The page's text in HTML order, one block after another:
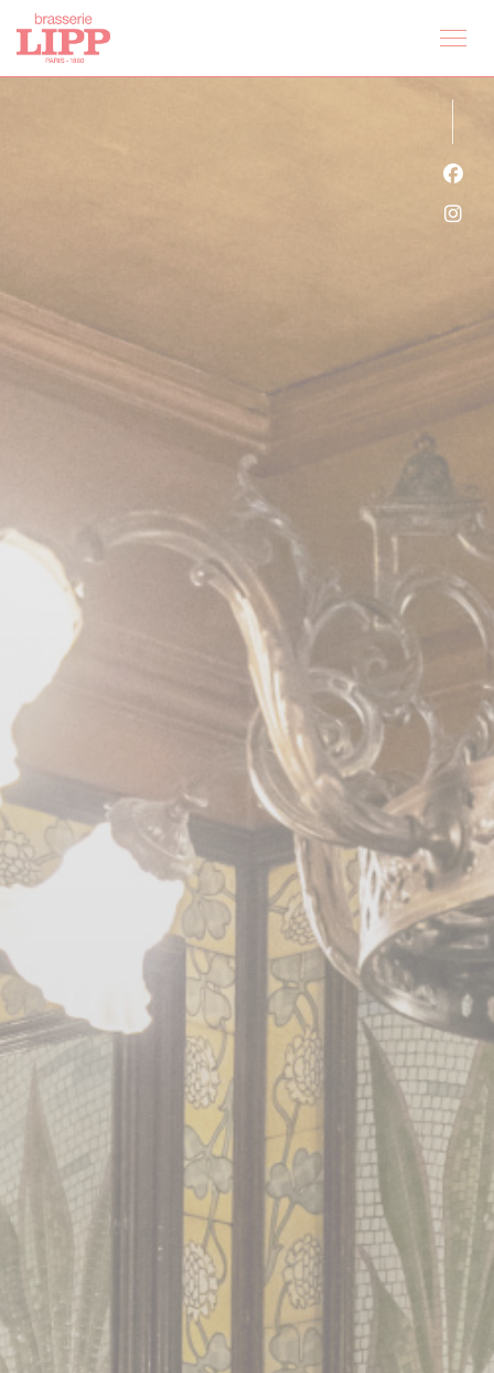
クッキー利用の管理について